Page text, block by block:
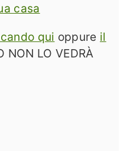
casa
qui oppure il
LO VEDRÀ